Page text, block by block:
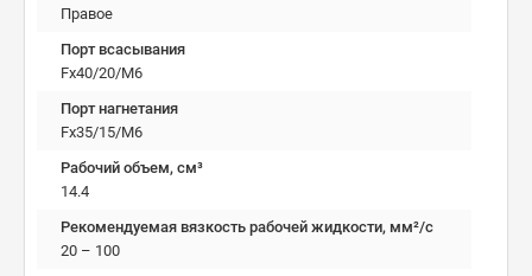
Правое
Порт всасывания
Fx40/20/M6
Порт нагнетания
Fx35/15/M6
Рабочий объем, см³
14.4
Рекомендуемая вязкость рабочей жидкости, мм²/с
20 – 100